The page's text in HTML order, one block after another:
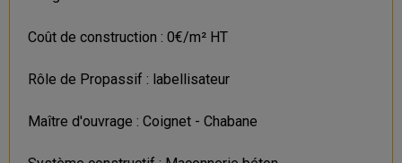
Coût de construction : 0€/m² HT
Rôle de Propassif : labellisateur
Maître d'ouvrage : Coignet - Chabane